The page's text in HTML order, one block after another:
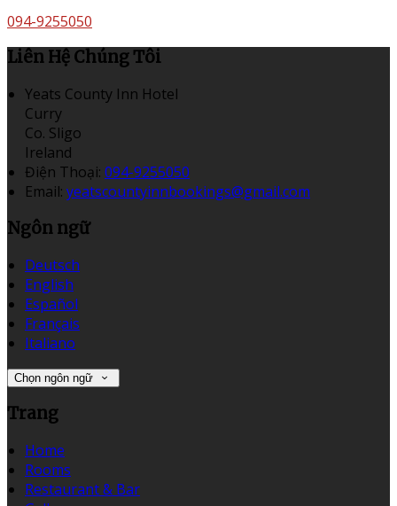
094-9255050
Liên Hệ Chúng Tôi
Yeats County Inn Hotel
Curry
Co. Sligo
Ireland
Điện Thoại: 094-9255050
Email: yeatscountyinnbookings@gmail.com
Ngôn ngữ
Deutsch
English
Español
Français
Italiano
Chọn ngôn ngữ
Trang
Home
Rooms
Restaurant & Bar